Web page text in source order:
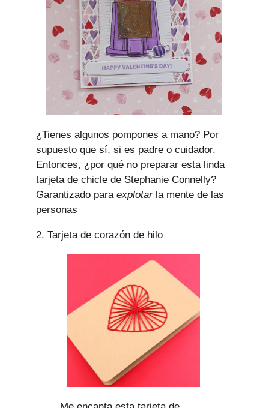
¿Tienes algunos pompones a mano? Por
supuesto que sí, si es padre o cuidador.
Entonces, ¿por qué no preparar esta linda
tarjeta de chicle de Stephanie Connelly?
Garantizado para explotarla mente de las
personas
2. Tarjeta de corazón de hilo